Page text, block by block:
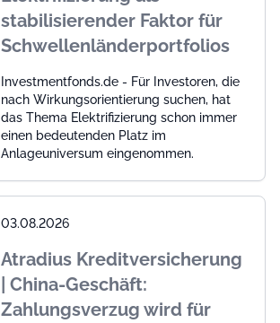
stabilisierender Faktor für
Schwellenländerportfolios
Investmentfonds.de - Für Investoren, die
nach Wirkungsorientierung suchen, hat
das Thema Elektrifizierung schon immer
einen bedeutenden Platz im
Anlageuniversum eingenommen.
03.08.2026
Atradius Kreditversicherung
| China-Geschäft:
Zahlungsverzug wird für